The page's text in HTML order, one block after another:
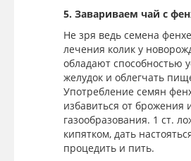
5. Завариваем чай с
Не зря ведь семена
лечения колик у
обладают способностью
желудок и облегчать
Употребление семян
избавиться от
газообразования. 1 ст.
кипятком, дать
процедить и пить.